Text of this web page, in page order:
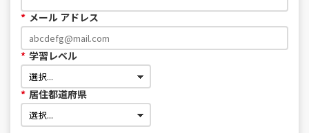
* メール アドレス
* 学習レベル
* 居住都道府県